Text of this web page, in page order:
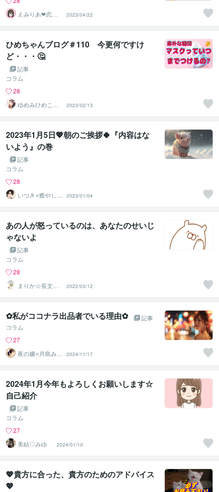
えみりあ❤恋愛
心理学❤スピリ
チュアル✨
2023/04/22
ひめちゃんブログ＃110 今更何ですけ
ど・・・🤔
記事
コラム
28
ゆめみひめこ☘
隣のひめこさん
2023/02/13
2023年1月5日💖朝のご挨拶🍀『内容はな
いよう』の巻
記事
コラム
28
いつき⭐️癒やし声
のお話相手
2023/01/04
あの人が怒っているのは、あなたのせいじ
ゃないよ
記事
コラム
28
まりか☆長文歓
迎！HSPの休憩
所
2022/03/12
✿私がココナラ出品者でいる理由✿
記事
コラム
27
夜の嬢⭐月島みと
｜複雑恋愛カウ
ンセラー
2024/11/17
2024年1月今年もよろしくお願いします☆
自己紹介
記事
コラム
27
美結♡みゆ
2024/01/10
💖貴方に合った、貴方のためのアドバイス
💖